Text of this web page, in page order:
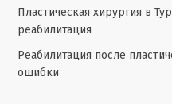
Пластическая хирургия в
реабилитация
Реабилитация после
ошибки